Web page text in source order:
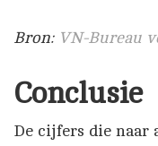
Bron: VN-Bureau
Conclusie
De cijfers die naar